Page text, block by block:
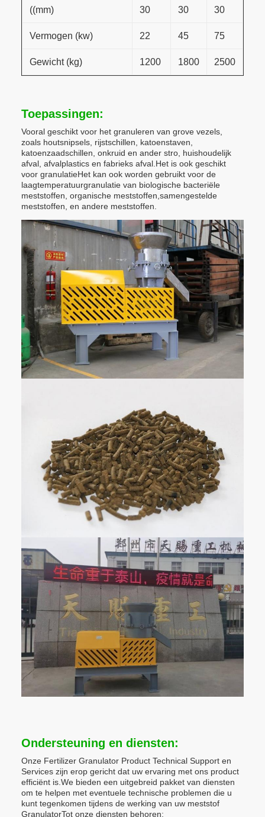
((mm)
30
30
30
Vermogen (kw) 22 45 75
Gewicht (kg) 1200 1800 2500
Toepassingen:
Vooral geschikt voor het granuleren van grove vezels,
zoals houtsnipsels, rijstschillen, katoenstaven,
katoenzaadschillen, onkruid en ander stro, huishoudelijk
afval, afvalplastics en fabrieks afval.Het is ook geschikt
voor granulatieHet kan ook worden gebruikt voor de
laagtemperatuurgranulatie van biologische bacteriële
meststoffen, organische meststoffen,samengestelde
meststoffen, en andere meststoffen.
Ondersteuning en diensten:
Onze Fertilizer Granulator Product Technical Support en
Services zijn erop gericht dat uw ervaring met ons product
efficiënt is.We bieden een uitgebreid pakket van diensten
om te helpen met eventuele technische problemen die u
kunt tegenkomen tijdens de werking van uw meststof
GranulatorTot onze diensten behoren: